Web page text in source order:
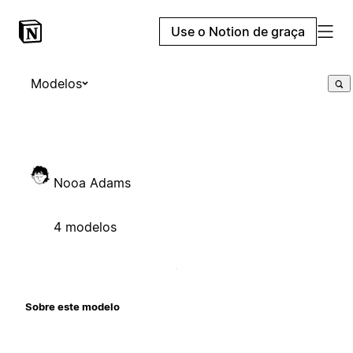
Use o Notion de graça
Modelos
Nooa Adams
4 modelos
Sobre este modelo